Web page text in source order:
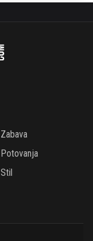
Zabava
Potovanja
Stil